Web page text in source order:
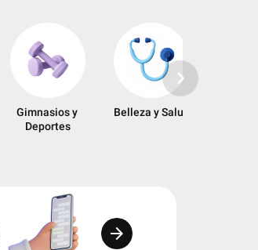
Gimnasios y
Deportes
Belleza y Salud
keyboard_arrow_right
arrow_forward